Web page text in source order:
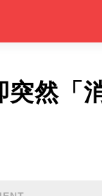
然「